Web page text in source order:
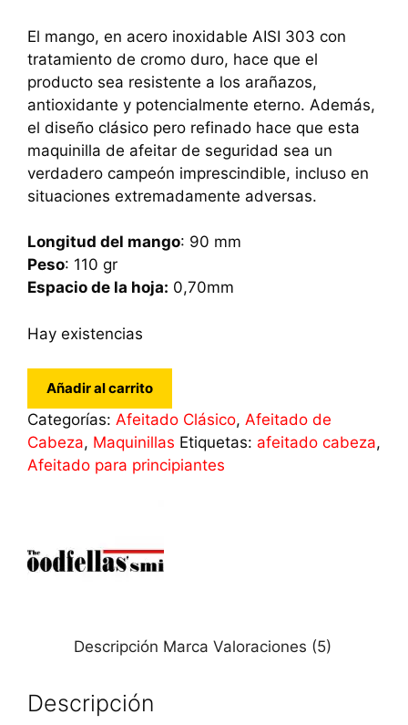
El mango, en acero inoxidable AISI 303 con
tratamiento de cromo duro, hace que el
producto sea resistente a los arañazos,
antioxidante y potencialmente eterno. Además,
el diseño clásico pero refinado hace que esta
maquinilla de afeitar de seguridad sea un
verdadero campeón imprescindible, incluso en
situaciones extremadamente adversas.
Longitud del mango: 90 mm
Peso: 110 gr
Espacio de la hoja: 0,70mm
Hay existencias
Maquinilla
Afeitar
Clásica
Impero
Goodfellas
Añadir al carrito
Categorías: Afeitado Clásico, Afeitado de
Cabeza, Maquinillas Etiquetas: afeitado cabeza,
Afeitado para principiantes
Descripción Marca Valoraciones (5)
Descripción